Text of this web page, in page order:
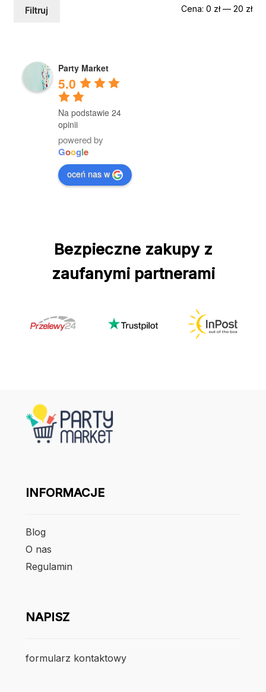
Filtruj Cena:0 zł—20 zł
Party Market
5.0
Na podstawie 24
opinii
powered by
Google
oceń nas w
Bezpieczne zakupy z
zaufanymi partnerami
INFORMACJE
Blog
O nas
Regulamin
NAPISZ
formularz kontaktowy